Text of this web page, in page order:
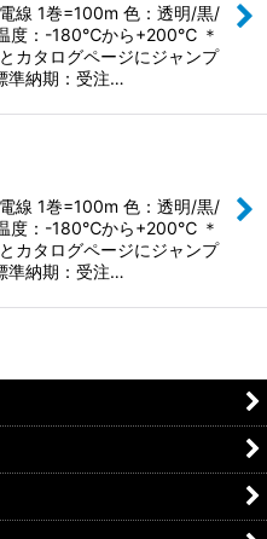
線 1巻=100m 色：透明/黒/
度：-180℃から+200℃ ＊
カタログページにジャンプ
準納期：受注…
線 1巻=100m 色：透明/黒/
度：-180℃から+200℃ ＊
カタログページにジャンプ
準納期：受注…